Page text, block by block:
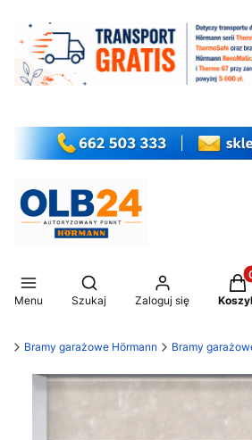
Menu
Otwórz wyszukiwarkę
Szukaj Zaloguj się
Bramy garażowe Hörmann